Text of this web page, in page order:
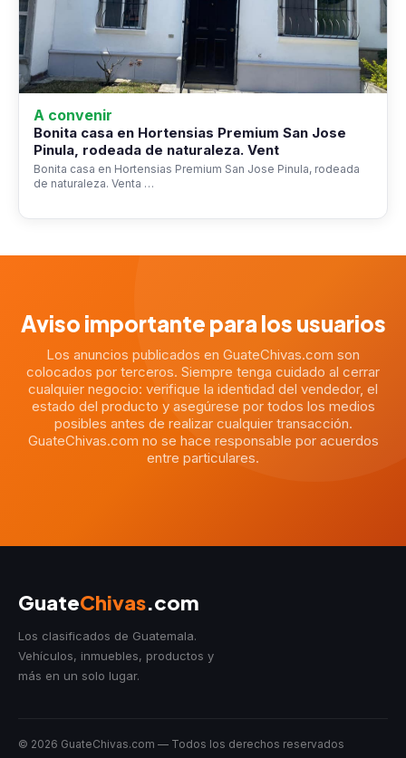
A convenir
Bonita casa en Hortensias Premium San Jose
Pinula, rodeada de naturaleza. Vent
Bonita casa en Hortensias Premium San Jose Pinula, rodeada
de naturaleza. Venta …
Aviso importante para los usuarios
Los anuncios publicados en GuateChivas.com son
colocados por terceros. Siempre tenga cuidado al cerrar
cualquier negocio: verifique la identidad del vendedor, el
estado del producto y asegúrese por todos los medios
posibles antes de realizar cualquier transacción.
GuateChivas.com no se hace responsable por acuerdos
entre particulares.
GuateChivas.com
Los clasificados de Guatemala.
Vehículos, inmuebles, productos y
más en un solo lugar.
© 2026 GuateChivas.com — Todos los derechos reservados